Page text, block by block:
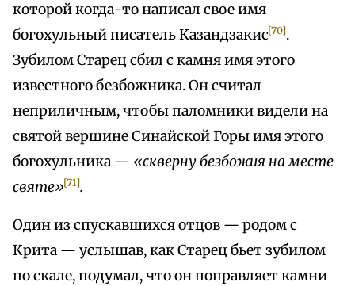
которой когда-то написал свое имя
богохульный писатель Казандзакис[70].
Зубилом Старец сбил с камня имя этого
известного безбожника. Он считал
неприличным, чтобы паломники видели на
святой вершине Синайской Горы имя этого
богохульника — «скверну безбожия на месте
святе»[71].
Один из спускавшихся отцов — родом с
Крита — услышав, как Старец бьет зубилом
по скале, подумал, что он поправляет камни